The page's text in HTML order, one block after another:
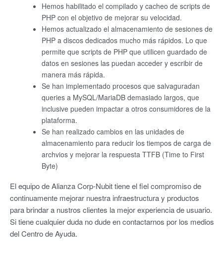
Hemos habilitado el compilado y cacheo de scripts de
PHP con el objetivo de mejorar su velocidad.
Hemos actualizado el almacenamiento de sesiones de
PHP a discos dedicados mucho más rápidos. Lo que
permite que scripts de PHP que utilicen guardado de
datos en sesiones las puedan acceder y escribir de
manera más rápida.
Se han implementado procesos que salvaguradan
queries a MySQL/MariaDB demasiado largos, que
inclusive pueden impactar a otros consumidores de la
plataforma.
Se han realizado cambios en las unidades de
almacenamiento para reducir los tiempos de carga de
archvios y mejorar la respuesta TTFB (Time to First
Byte)
El equipo de Alianza Corp-Nubit tiene el fiel compromiso de
continuamente mejorar nuestra infraestructura y productos
para brindar a nustros clientes la mejor experiencia de usuario.
Si tiene cualquier duda no dude en contactarnos por los medios
del Centro de Ayuda.